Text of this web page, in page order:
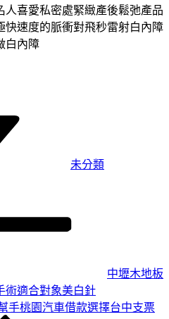
人喜愛私密處緊緻產後鬆弛產品
快速度的脈衝對飛秒雷射白內障
白內障
未分類
中壢木地板
術適合對象美白針
手桃園汽車借款選擇台中支票